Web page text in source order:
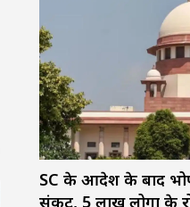
SC के आदेश के बाद
संकट, 5 लाख लोगों के